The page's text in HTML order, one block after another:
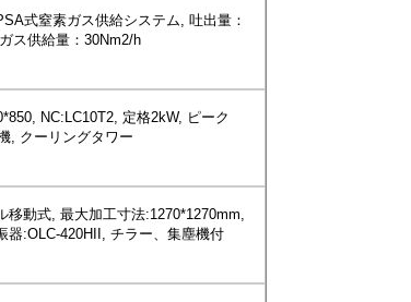
式窒素ガス供給システム, 吐出量：
ス供給量：30Nm2/h
NC:LC10T2, 定格2kW, ピーク
, クーリングタワー
移動式, 最大加工寸法:1270*1270mm,
器:OLC-420HII, チラー、集塵機付